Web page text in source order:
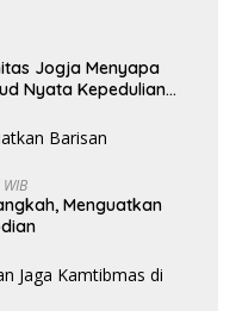
Jogja Menyapa
Nyata Kepedulian
Menguatkan